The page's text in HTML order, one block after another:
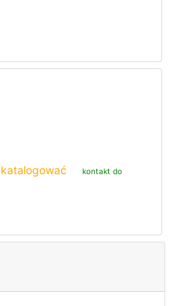
katalogować kontakt do